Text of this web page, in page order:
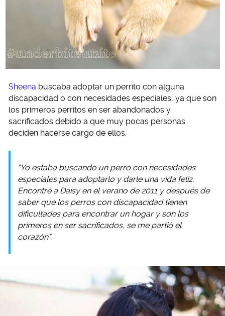
Sheena buscaba adoptar un perrito con alguna
discapacidad o con necesidades especiales, ya que son
los primeros perritos en ser abandonados y
sacrificados debido a que muy pocas personas
deciden hacerse cargo de ellos.
“Yo estaba buscando un perro con necesidades
especiales para adoptarlo y darle una vida feliz.
Encontré a Daisy en el verano de 2011 y después de
saber que los perros con discapacidad tienen
dificultades para encontrar un hogar y son los
primeros en ser sacrificados, se me partió el
corazón”.